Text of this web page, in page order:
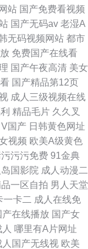
站 国产免费看视频
国产无码av 老湿A
无码视频网站 都市
免费国产在线看
国产午夜高清 美女
国产精品第12页
成人三级视频在线
精品毛片 久久叉
国产 日韩黄色网址
视频 欧美A级黄色
污污免费 91金典
国影院 成人动漫二
一区自拍 男人天堂
一卡二 成人在线免
产在线播放 国产女
哪里有A片网址
人国产无线视 欧美